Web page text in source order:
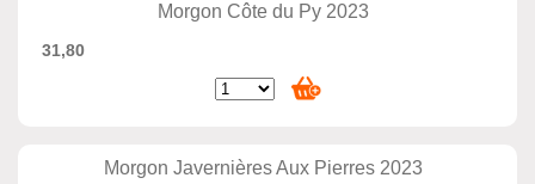
Morgon Côte du Py 2023
31,80
Morgon Javernières Aux Pierres 2023